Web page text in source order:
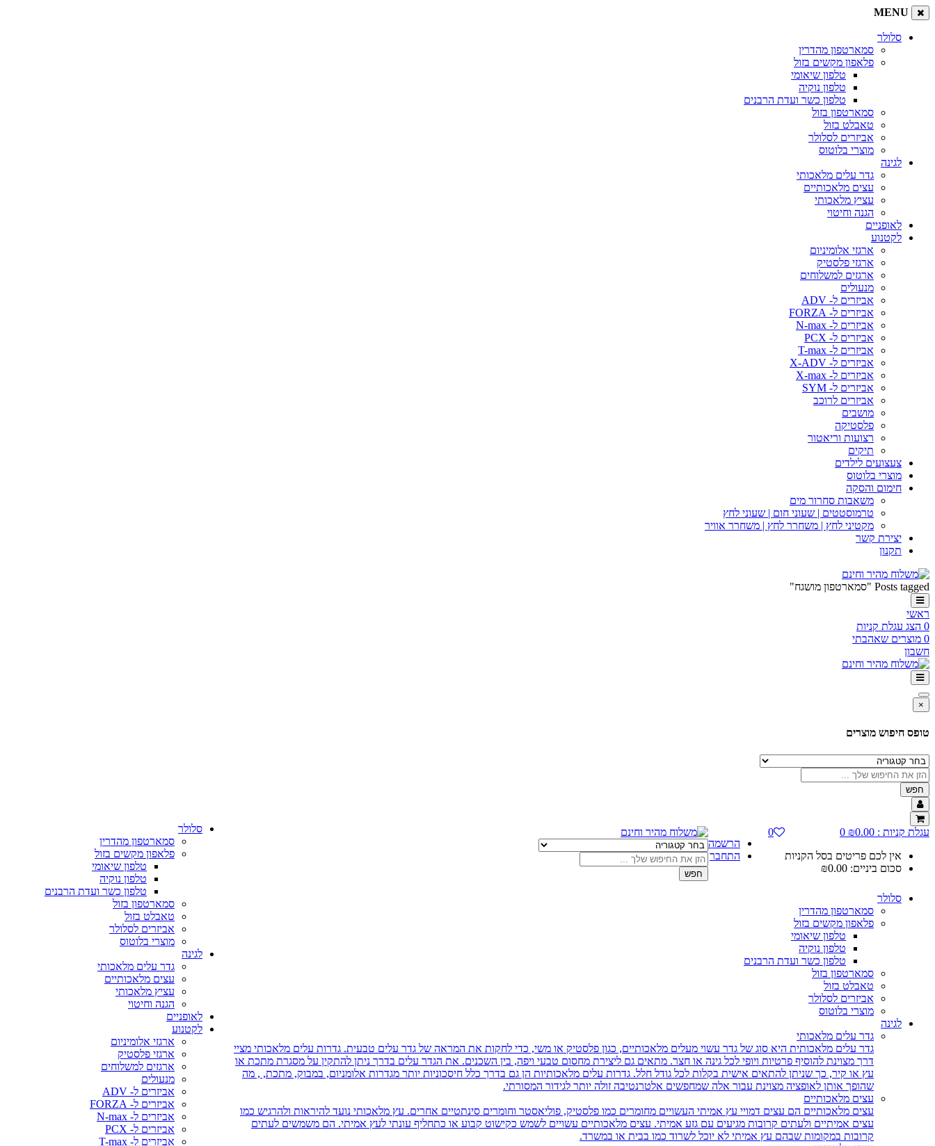
MENU
סלולר
סמארטפון מהדרין
פלאפון מקשים בזול
טלפון שיאומי
טלפון נוקיה
טלפון כשר ועדת הרבנים
סמארטפון בזול
טאבלט בזול
אביזרים לסלולר
מוצרי בלוטוס
לגינה
גדר עלים מלאכותי
עצים מלאכותיים
עציץ מלאכותי
הגנה וחיטוי
לאופניים
לקטנוע
ארגזי אלומיניום
ארגזי פלסטיק
ארגזים למשלוחים
מנעולים
אביזרים ל- ADV
אביזרים ל- FORZA
אביזרים ל- N-max
אביזרים ל- PCX
אביזרים ל- T-max
אביזרים ל- X-ADV
אביזרים ל- X-max
אביזרים ל- SYM
אביזרים לרוכב
מושבים
פלסטיקה
רצועות וריאטור
תיקים
צעצועים לילדים
מוצרי בלוטוס
חימום והסקה
משאבות סחרור מים
טרמוסטטים | שעוני חום | שעוני לחץ
מקטיני לחץ | משחרר לחץ | משחרר אוויר
יצירת קשר
תקנון
Posts tagged "סמארטפון מושגח"
ראשי
0 הצג עגלת קניות
0 מוצרים שאהבתי
חשבון
×
טופס חיפוש מוצרים
חפש
סלולר
סמארטפון מהדרין
פלאפון מקשים בזול
טלפון שיאומי
טלפון נוקיה
טלפון כשר ועדת הרבנים
סמארטפון בזול
טאבלט בזול
אביזרים לסלולר
מוצרי בלוטוס
לגינה
גדר עלים מלאכותי
עצים מלאכותיים
עציץ מלאכותי
הגנה וחיטוי
לאופניים
לקטנוע
ארגזי אלומיניום
ארגזי פלסטיק
ארגזים למשלוחים
מנעולים
אביזרים ל- ADV
אביזרים ל- FORZA
אביזרים ל- N-max
אביזרים ל- PCX
אביזרים ל- T-max
עגלת קניות : ₪0.00
0
אין לכם פריטים בסל הקניות
סכום ביניים:
₪0.00
0
הרשמה
התחבר
חפש
סלולר
סמארטפון מהדרין
פלאפון מקשים בזול
טלפון שיאומי
טלפון נוקיה
טלפון כשר ועדת הרבנים
סמארטפון בזול
טאבלט בזול
אביזרים לסלולר
מוצרי בלוטוס
לגינה
גדר עלים מלאכותי
גדר עלים מלאכותית היא סוג של גדר עשוי מעלים מלאכותיים, כגון פלסטיק או משי, כדי לחקות את המראה של גדר עלים טבעית. גדרות עלים מלאכותי מציי
דרך מצוינת להוסיף פרטיות ויופי לכל גינה או חצר. מתאים גם ליצירת מחסום טבעי ויפה, בין השכנים. את הגדר עלים בדרך ניתן להתקין על מסגרת מתכת או
עץ או קיר, כך שניתן להתאים אישית בקלות לכל גודל חלל. גדרות עלים מלאכותיות הן גם בדרך כלל חיסכוניות יותר מגדרות אלומניום, במבוק, מתכת, , מה
שהופך אותן לאופציה מצוינת עבור אלה שמחפשים אלטרנטיבה זולה יותר לגידור המסורתי.
עצים מלאכותיים
עצים מלאכותיים הם עצים דמויי עץ אמיתי העשויים מחומרים כמו פלסטיק, פוליאסטר וחומרים סינתטיים אחרים. עץ מלאכותי נועד להיראות ולהרגיש כמו
עצים אמיתיים ולעתים קרובות מגיעים עם גזע אמיתי. עצים מלאכותיים עשויים לשמש כקישוט קבוע או כתחליף עונתי לעץ אמיתי. הם משמשים לעתים
קרובות במקומות שבהם עץ אמיתי לא יוכל לשרוד כמו בבית או במשרד.